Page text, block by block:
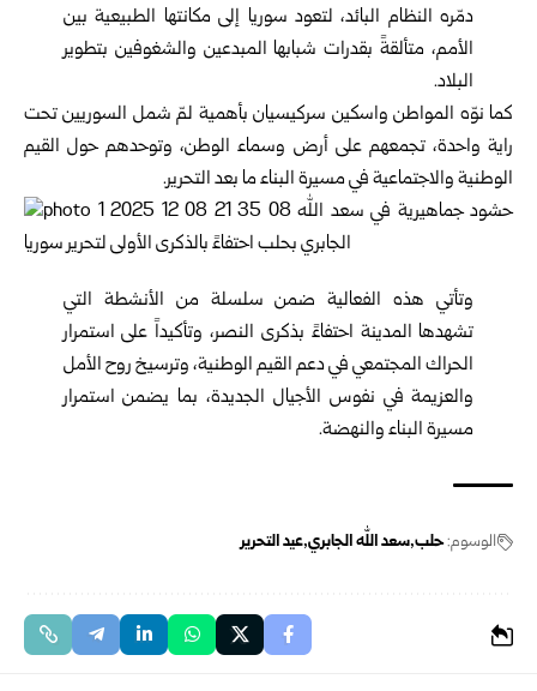
دمّره النظام البائد، لتعود سوريا إلى مكانتها الطبيعية بين
الأمم، متألقةً بقدرات شبابها المبدعين والشغوفين بتطوير
البلاد.
كما نوّه المواطن واسكين سركيسيان بأهمية لمّ شمل السوريين تحت
راية واحدة، تجمعهم على أرض وسماء الوطن، وتوحدهم حول القيم
الوطنية والاجتماعية في مسيرة البناء ما بعد التحرير.
وتأتي هذه الفعالية ضمن سلسلة من الأنشطة التي
تشهدها المدينة احتفاءً بذكرى النصر، وتأكيداً على استمرار
الحراك المجتمعي في دعم القيم الوطنية، وترسيخ روح الأمل
والعزيمة في نفوس الأجيال الجديدة، بما يضمن استمرار
مسيرة البناء والنهضة.
الوسوم:حلب سعد الله الجابري عيد التحرير